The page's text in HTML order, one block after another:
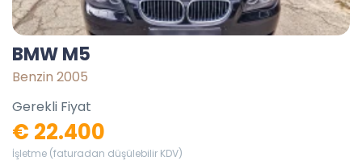
BMW M5
Benzin 2005
Gerekli Fiyat
€ 22.400
İşletme (faturadan düşülebilir KDV)